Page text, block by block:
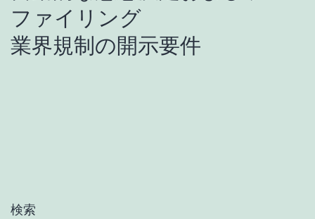
ファイリング
業界規制の開示要件
検索